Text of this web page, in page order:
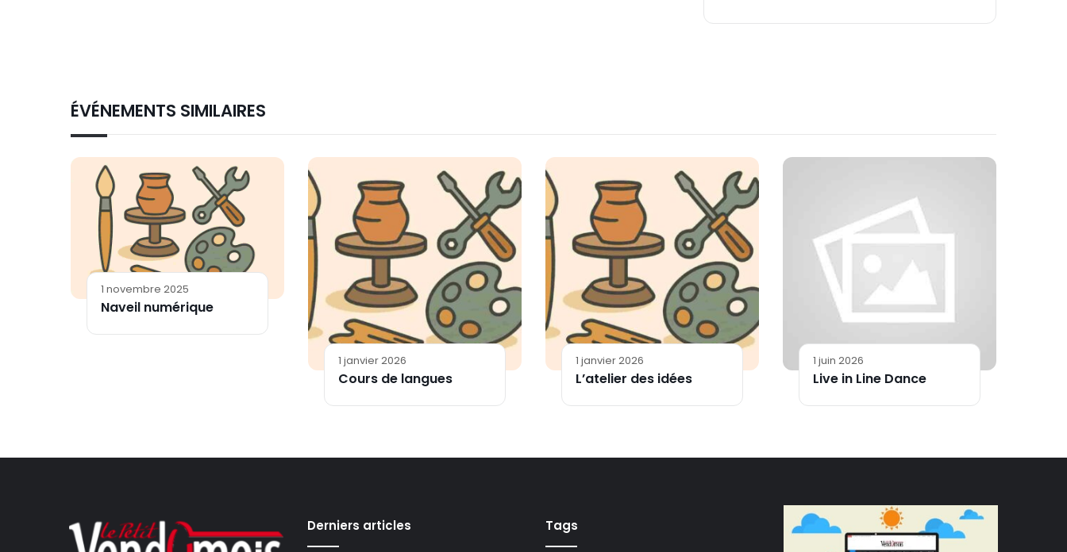
ÉVÉNEMENTS SIMILAIRES
1 novembre 2025
Naveil numérique
1 janvier 2026
Cours de langues
1 janvier 2026
L’atelier des idées
1 juin 2026
Live in Line Dance
Derniers articles Tags